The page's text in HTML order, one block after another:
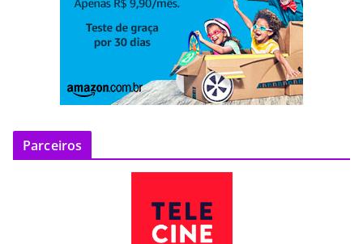
Parceiros